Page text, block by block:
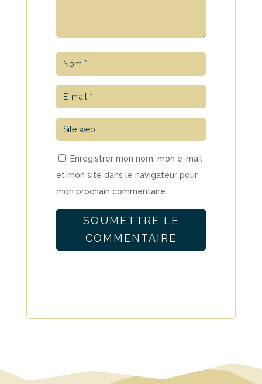
Enregistrer mon nom, mon e-mail
et mon site dans le navigateur pour
mon prochain commentaire.
SOUMETTRE LE
COMMENTAIRE